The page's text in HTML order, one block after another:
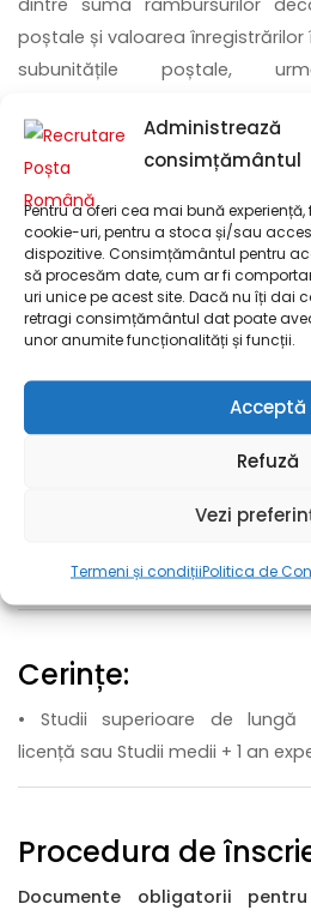
Administrează
consimțământul
Pentru a oferi cea mai bună
cookie-uri, pentru a stoca și/sau
dispozitive. Consimțământul pentru
să procesăm date, cum ar fi
uri unice pe acest site. Dacă nu îți dai
retragi consimțământul dat poate
unor anumite funcționalități și funcții.
Acceptă
Refuză
Vezi
Termeni și condițiiPolitica de
dintre suma rambursurilor
poștale și valoarea
subunitățile poștale,
Companiei nr. 108/3943/13.12.2017;
Beneficii:
• Salariu începând de la 6300 lei
• Tichete de masă în valoare de
• Concediu de odihnă de 20 de zile
• Zi lucrătoare liberă plătită
Mondiale a Poștei – 9 octombrie
• Mediu de lucru dinamic și sigur
• Posibilități de avansare și
• Acces la spații proprii de
Cerințe:
• Studii superioare de lungă
licență sau Studii medii + 1 an
Procedura de
Documente obligatorii